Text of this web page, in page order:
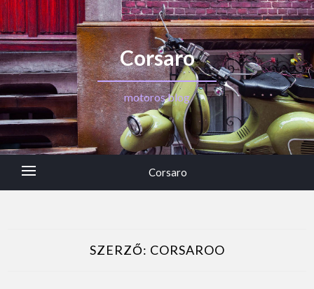
Corsaro
motoros blog
Corsaro
SZERZŐ: CORSAROO